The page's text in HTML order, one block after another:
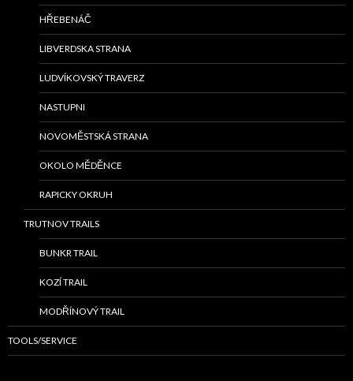
HŘEBENÁČ
LIBVERDSKA STRANA
LUDVÍKOVSKÝ TRAVERZ
NASTUPNI
NOVOMĚSTSKÁ STRANA
OKOLO MĚDĚNCE
RAPICKY OKRUH
TRUTNOV TRAILS
BUNKR TRAIL
KOZÍ TRAIL
MODŘÍNOVÝ TRAIL
TOOLS/SERVICE